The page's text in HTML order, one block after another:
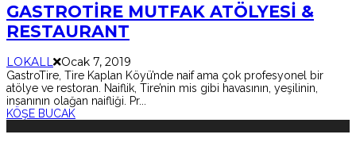
GASTROTİRE MUTFAK ATÖLYESİ &
RESTAURANT
LOKALL Ocak 7, 2019
GastroTire, Tire Kaplan Köyü’nde naif ama çok profesyonel bir
atölye ve restoran. Naiflik, Tire’nin mis gibi havasının, yeşilinin,
insanının olağan naifliği. Pr...
KÖŞE BUCAK